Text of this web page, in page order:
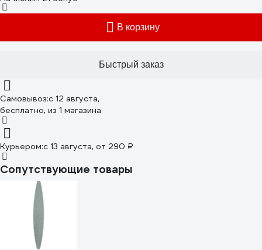
В корзину
Быстрый заказ
Самовывоз:c 12 августа,
бесплатно, из 1 магазина
Курьером:c 13 августа, от 290 ₽
Сопутствующие товары